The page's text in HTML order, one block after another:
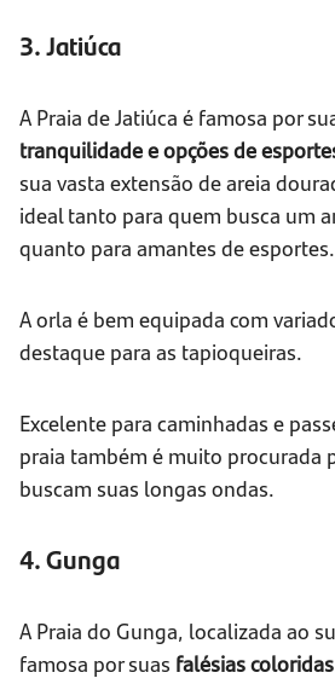
3. Jatiúca
A Praia de Jatiúca é famosa por
tranquilidade e opções de
sua vasta extensão de areia
ideal tanto para quem busca um
quanto para amantes de esportes.
A orla é bem equipada com
destaque para as tapioqueiras.
Excelente para caminhadas e
praia também é muito procurada
buscam suas longas ondas.
4. Gunga
A Praia do Gunga, localizada ao
famosa por suas falésias coloridas